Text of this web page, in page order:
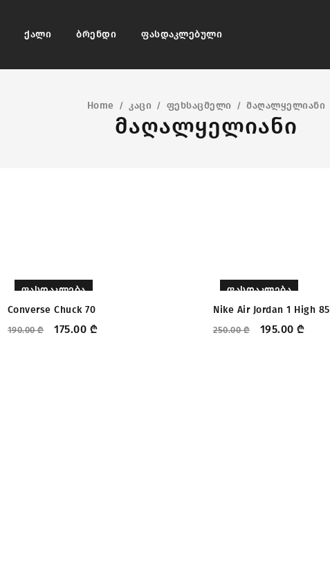
ქალი ბრენდი ფასდაკლებული
Home / კაცი / ფეხსაცმელი / მაღალყელიანი
მაღალყელიანი
ᲤᲐᲡᲓᲐᲙᲚᲔᲑᲐ
Converse Chuck 70
190.00₾ 175.00 ₾
ᲤᲐᲡᲓᲐᲙᲚᲔᲑᲐ
Nike Air Jordan 1 High 85
250.00₾ 195.00 ₾